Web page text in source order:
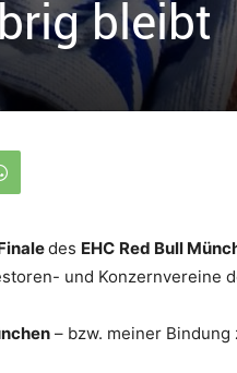
bleibt
des EHC Red Bull
und Konzernvereine
– bzw. meiner